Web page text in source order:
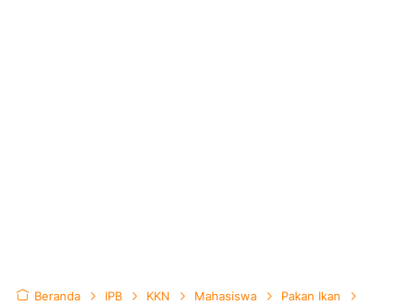
Beranda IPB KKN Mahasiswa
Pakan Ikan